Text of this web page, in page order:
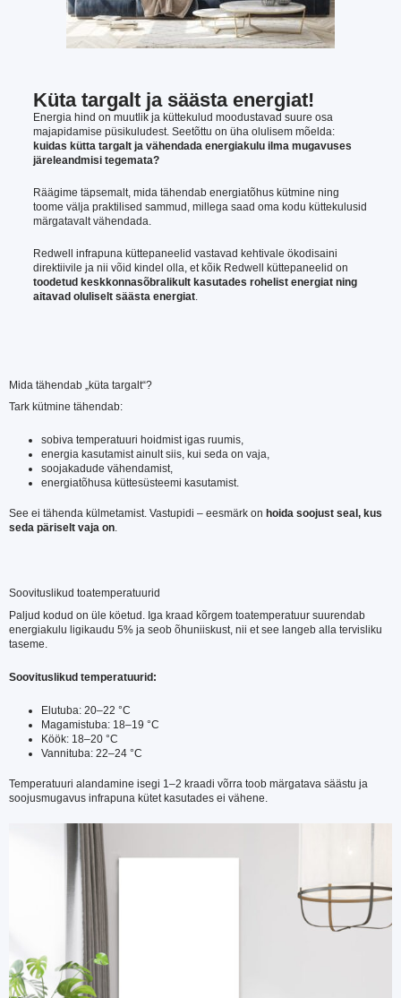
Küta targalt ja säästa energiat!
Energia hind on muutlik ja küttekulud moodustavad suure osa
majapidamise püsikuludest. Seetõttu on üha olulisem mõelda:
kuidas kütta targalt ja vähendada energiakulu ilma mugavuses
järeleandmisi tegemata?
Räägime täpsemalt, mida tähendab energiatõhus kütmine ning
toome välja praktilised sammud, millega saad oma kodu küttekulusid
märgatavalt vähendada.
Redwell infrapuna küttepaneelid vastavad kehtivale ökodisaini
direktiivile ja nii võid kindel olla, et kõik Redwell küttepaneelid on
toodetud keskkonnasõbralikult kasutades rohelist energiat ning
aitavad oluliselt säästa energiat.
Mida tähendab „küta targalt“?
Tark kütmine tähendab:
sobiva temperatuuri hoidmist igas ruumis,
energia kasutamist ainult siis, kui seda on vaja,
soojakadude vähendamist,
energiatõhusa küttesüsteemi kasutamist.
See ei tähenda külmetamist. Vastupidi – eesmärk on hoida soojust seal, kus
seda päriselt vaja on.
Soovituslikud toatemperatuurid
Paljud kodud on üle köetud. Iga kraad kõrgem toatemperatuur suurendab
energiakulu ligikaudu 5% ja seob õhuniiskust, nii et see langeb alla tervisliku
taseme.
Soovituslikud temperatuurid:
Elutuba: 20–22 °C
Magamistuba: 18–19 °C
Köök: 18–20 °C
Vannituba: 22–24 °C
Temperatuuri alandamine isegi 1–2 kraadi võrra toob märgatava säästu ja
soojusmugavus infrapuna kütet kasutades ei vähene.